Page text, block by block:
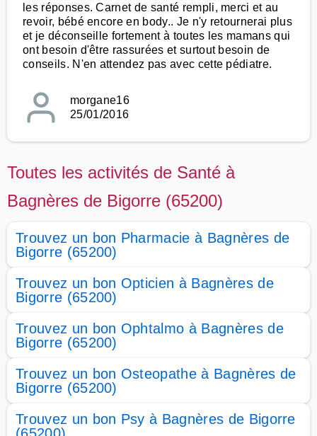
les réponses. Carnet de santé rempli, merci et au
revoir, bébé encore en body.. Je n'y retournerai plus
et je déconseille fortement à toutes les mamans qui
ont besoin d'être rassurées et surtout besoin de
conseils. N'en attendez pas avec cette pédiatre.
morgane16
25/01/2016
Toutes les activités de Santé à
Bagnères de Bigorre (65200)
Trouvez un bon Pharmacie à Bagnères de
Bigorre (65200)
Trouvez un bon Opticien à Bagnères de
Bigorre (65200)
Trouvez un bon Ophtalmo à Bagnères de
Bigorre (65200)
Trouvez un bon Osteopathe à Bagnères de
Bigorre (65200)
Trouvez un bon Psy à Bagnères de Bigorre